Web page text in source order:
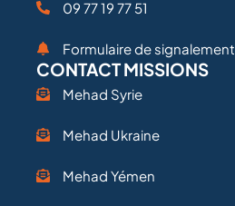
09 77 19 77 51
Formulaire de signalement
CONTACT MISSIONS
Mehad Syrie
Mehad Ukraine
Mehad Yémen